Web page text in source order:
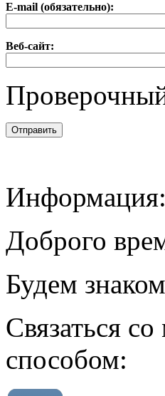
E-mail (обязательно):
Веб-сайт:
Информация:
Доброго
Будем
Связаться
способом: